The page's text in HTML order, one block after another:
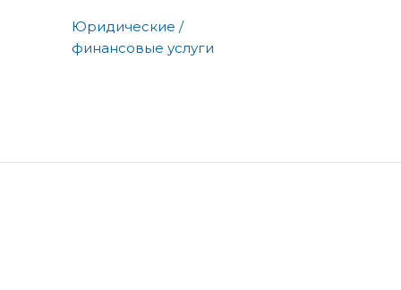
Юридические /
финансовые услуги